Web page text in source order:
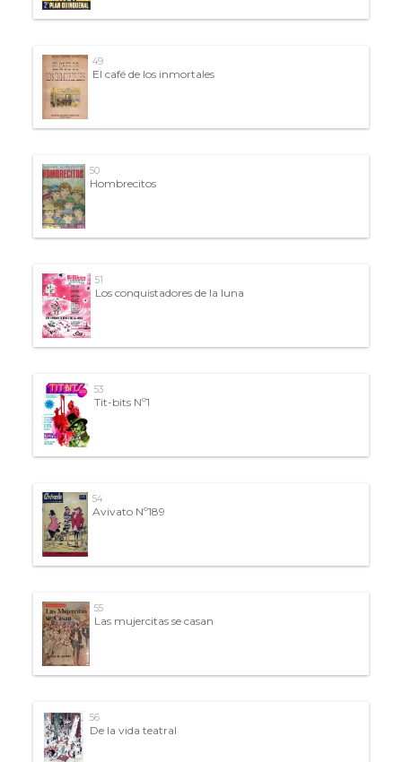
49
El café de los inmortales
50
Hombrecitos
51
Los conquistadores de la luna
53
Tit-bits Nº1
54
Avivato Nº189
55
Las mujercitas se casan
56
De la vida teatral